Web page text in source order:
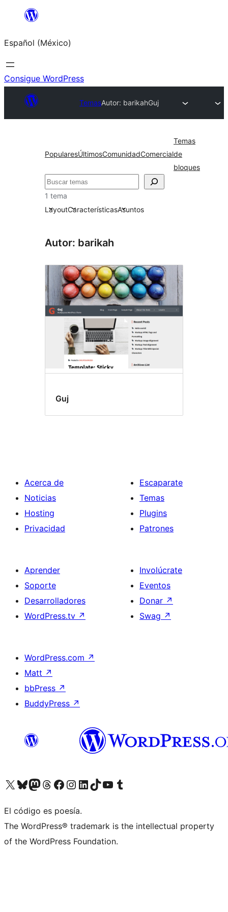
Saltar
contenido
Español (México)
Consigue WordPress
TemasAutor: barikahGuj
PopularesÚltimosComunidadComercial
Temas
de
bloques
Buscar
1 tema
LayoutCaracterísticasAsuntos
Autor: barikah
Guj
Acerca de
Noticias
Hosting
Privacidad
Escaparate
Temas
Plugins
Patrones
Aprender
Soporte
Desarrolladores
WordPress.tv ↗
Involúcrate
Eventos
Donar ↗
Swag ↗
WordPress.com ↗
Matt ↗
bbPress ↗
BuddyPress ↗
Visita nuestra cuenta de X (anteriormente Twitter)
Visita nuestra cuenta de Bluesky
Visita nuestra cuenta de Mastodon
Visita nuestra cuenta de Threads
Visita nuestra página de Facebook
Visita nuestra cuenta de Instagram
Visita nuestra cuenta de LinkedIn
Visita nuestra cuenta de TikTok
Visita nuestro canal de YouTube
Visita nuestra cuenta de Tumblr
El código es poesía.
The WordPress® trademark is the intellectual property
of the WordPress Foundation.